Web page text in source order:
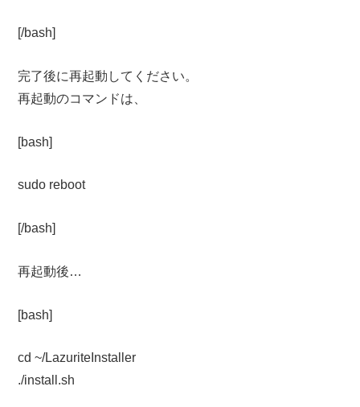
[/bash]
完了後に再起動してください。
再起動のコマンドは、
[bash]
sudo reboot
[/bash]
再起動後…
[bash]
cd ~/LazuriteInstaller
./install.sh